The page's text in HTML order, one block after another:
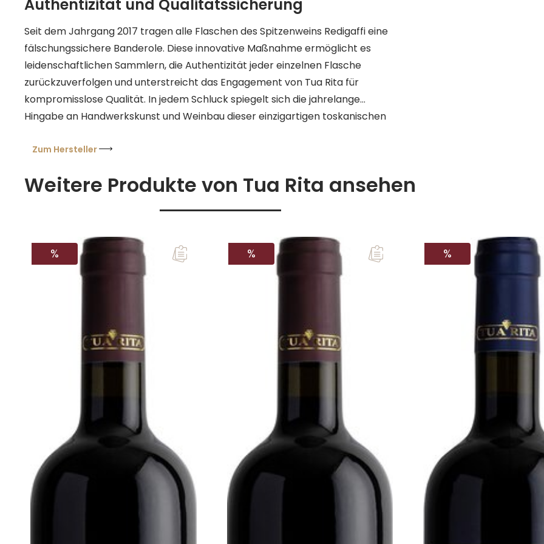
Authentizität und Qualitätssicherung
Seit dem Jahrgang 2017 tragen alle Flaschen des Spitzenweins Redigaffi eine
fälschungssichere Banderole. Diese innovative Maßnahme ermöglicht es
leidenschaftlichen Sammlern, die Authentizität jeder einzelnen Flasche
zurückzuverfolgen und unterstreicht das Engagement von Tua Rita für
kompromisslose Qualität. In jedem Schluck spiegelt sich die jahrelange
Hingabe an Handwerkskunst und Weinbau dieser einzigartigen toskanischen
Zum Hersteller
Weitere Produkte von Tua Rita ansehen
RABATT
% RABATT
% RABATT
%